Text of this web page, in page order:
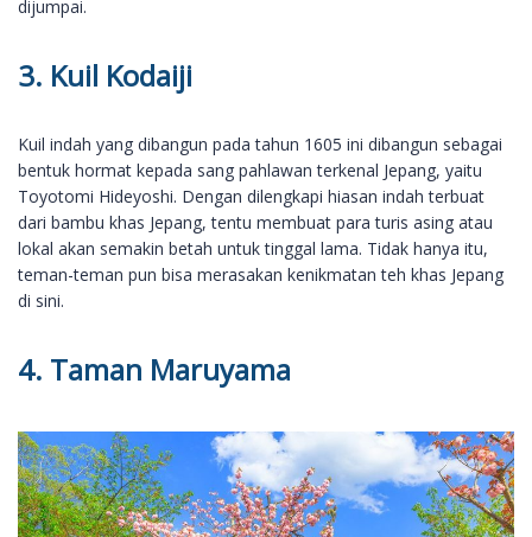
dijumpai.
3. Kuil Kodaiji
Kuil indah yang dibangun pada tahun 1605 ini dibangun sebagai
bentuk hormat kepada sang pahlawan terkenal Jepang, yaitu
Toyotomi Hideyoshi. Dengan dilengkapi hiasan indah terbuat
dari bambu khas Jepang, tentu membuat para turis asing atau
lokal akan semakin betah untuk tinggal lama. Tidak hanya itu,
teman-teman pun bisa merasakan kenikmatan teh khas Jepang
di sini.
4. Taman Maruyama